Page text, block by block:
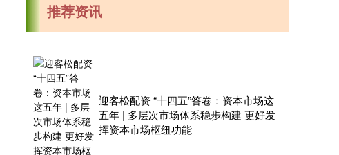
推荐资讯
迎客松配资 “十四五”答卷：资本市场这
五年 | 多层次市场体系稳步构建 更好发
挥资本市场枢纽功能